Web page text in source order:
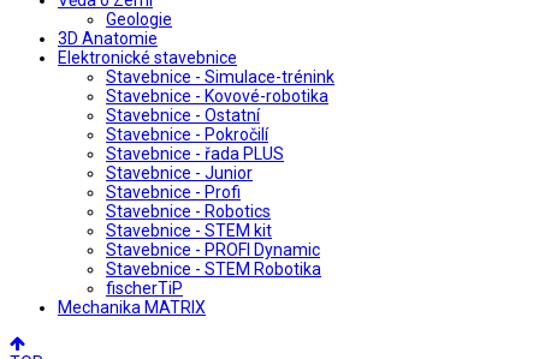
Geologie
3D Anatomie
Elektronické stavebnice
Stavebnice - Simulace-trénink
Stavebnice - Kovové-robotika
Stavebnice - Ostatní
Stavebnice - Pokročilí
Stavebnice - řada PLUS
Stavebnice - Junior
Stavebnice - Profi
Stavebnice - Robotics
Stavebnice - STEM kit
Stavebnice - PROFI Dynamic
Stavebnice - STEM Robotika
fischerTiP
Mechanika MATRIX